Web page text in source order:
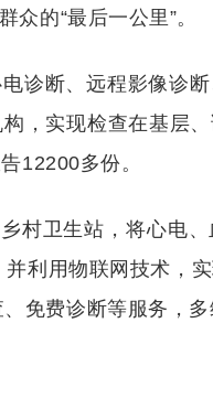
的“最后一公里”。
诊断、远程影像诊
，实现检查在基层
12200多份。
村卫生站，将心电
利用物联网技术，
免费诊断等服务，多